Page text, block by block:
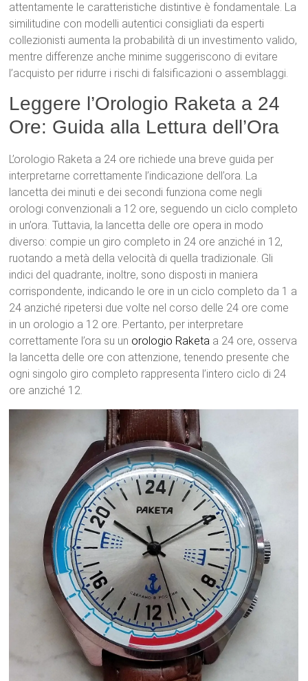
attentamente le caratteristiche distintive è fondamentale. La
similitudine con modelli autentici consigliati da esperti
collezionisti aumenta la probabilità di un investimento valido,
mentre differenze anche minime suggeriscono di evitare
l’acquisto per ridurre i rischi di falsificazioni o assemblaggi.
Leggere l’Orologio Raketa a 24
Ore: Guida alla Lettura dell’Ora
L’orologio Raketa a 24 ore richiede una breve guida per
interpretarne correttamente l’indicazione dell’ora. La
lancetta dei minuti e dei secondi funziona come negli
orologi convenzionali a 12 ore, seguendo un ciclo completo
in un’ora. Tuttavia, la lancetta delle ore opera in modo
diverso: compie un giro completo in 24 ore anziché in 12,
ruotando a metà della velocità di quella tradizionale. Gli
indici del quadrante, inoltre, sono disposti in maniera
corrispondente, indicando le ore in un ciclo completo da 1 a
24 anziché ripetersi due volte nel corso delle 24 ore come
in un orologio a 12 ore. Pertanto, per interpretare
correttamente l’ora su un orologio Raketa a 24 ore, osserva
la lancetta delle ore con attenzione, tenendo presente che
ogni singolo giro completo rappresenta l’intero ciclo di 24
ore anziché 12.